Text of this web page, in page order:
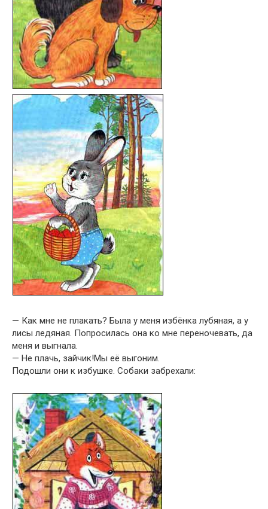
— Как мне не плакать? Была у меня избёнка лубяная, а у
лисы ледяная. Попросилась она ко мне переночевать, да
меня и выгнала.
— Не плачь, зайчик!Мы её выгоним.
Подошли они к избушке. Собаки забрехали: